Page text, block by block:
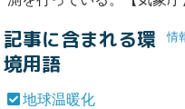
情
記事に含まれる環
境用語
地球温暖化